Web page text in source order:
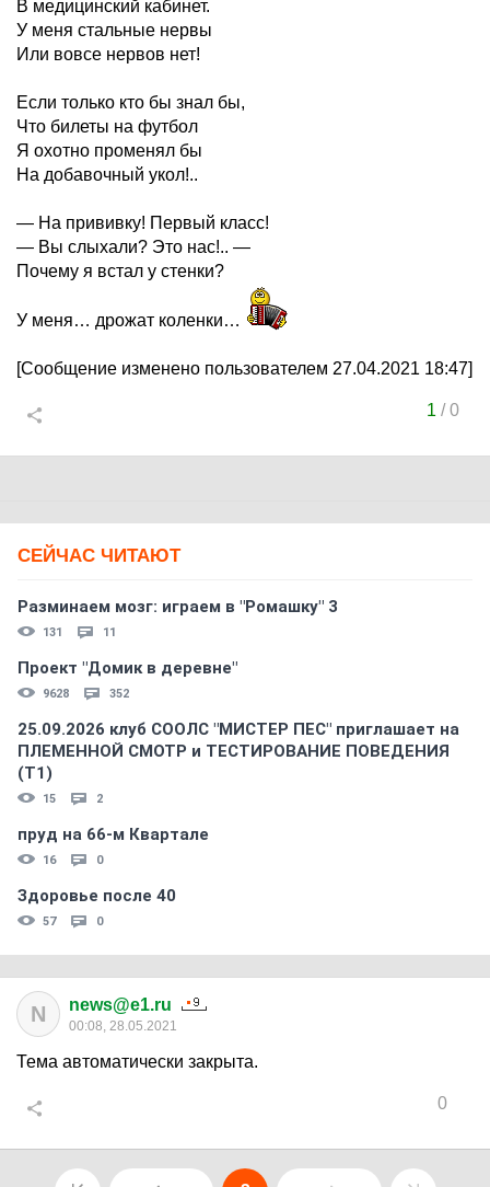
В медицинский кабинет.
У меня стальные нервы
Или вовсе нервов нет!
Если только кто бы знал бы,
Что билеты на футбол
Я охотно променял бы
На добавочный укол!..
— На прививку! Первый класс!
— Вы слыхали? Это нас!.. —
Почему я встал у стенки?
У меня… дрожат коленки…
[Сообщение изменено пользователем 27.04.2021 18:47]
1 /0
СЕЙЧАС ЧИТАЮТ
Разминаем мозг: играем в "Ромашку" 3
131 11
Проект "Домик в деревне"
9628 352
25.09.2026 клуб СООЛС "МИСТЕР ПЕС" приглашает на
ПЛЕМЕННОЙ СМОТР и ТЕСТИРОВАНИЕ ПОВЕДЕНИЯ
(Т1)
15 2
пруд на 66-м Квартале
16 0
Здоровье после 40
57 0
N news@e1.ru
00:08, 28.05.2021
Тема автоматически закрыта.
0